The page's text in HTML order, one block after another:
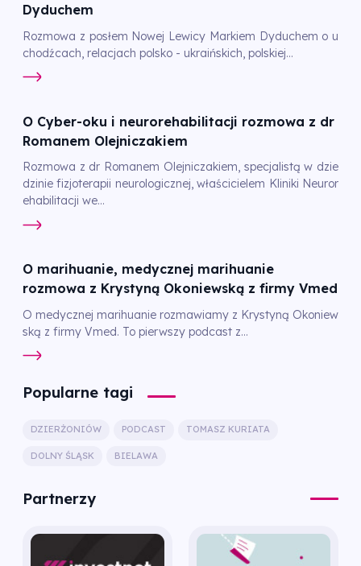
Dyduchem
Rozmowa z posłem Nowej Lewicy Markiem Dyduchem o u
chodźcach, relacjach polsko - ukraińskich, polskiej...
O Cyber-oku i neurorehabilitacji rozmowa z dr
Romanem Olejniczakiem
Rozmowa z dr Romanem Olejniczakiem, specjalistą w dzie
dzinie fizjoterapii neurologicznej, właścicielem Kliniki Neuror
ehabilitacji we...
O marihuanie, medycznej marihuanie
rozmowa z Krystyną Okoniewską z firmy Vmed
O medycznej marihuanie rozmawiamy z Krystyną Okoniew
ską z firmy Vmed. To pierwszy podcast z...
Popularne tagi
DZIERŻONIÓW PODCAST TOMASZ KURIATA
DOLNY ŚLĄSK BIELAWA
Partnerzy